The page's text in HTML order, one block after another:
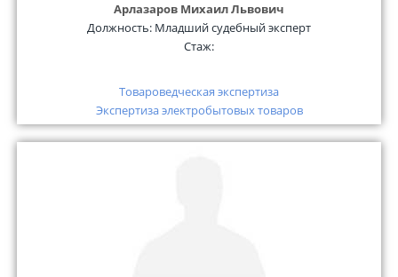
Арлазаров Михаил Львович
Должность: Младший судебный эксперт
Стаж:
Товароведческая экспертиза
Экспертиза электробытовых товаров